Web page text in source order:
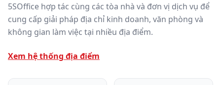
5SOffice hợp tác cùng các tòa nhà và đơn vị dịch vụ để
cung cấp giải pháp địa chỉ kinh doanh, văn phòng và
không gian làm việc tại nhiều địa điểm.
Xem hệ thống địa điểm